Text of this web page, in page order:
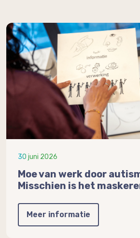
30 juni 2026
Moe van werk door
Misschien is het
Meer informatie